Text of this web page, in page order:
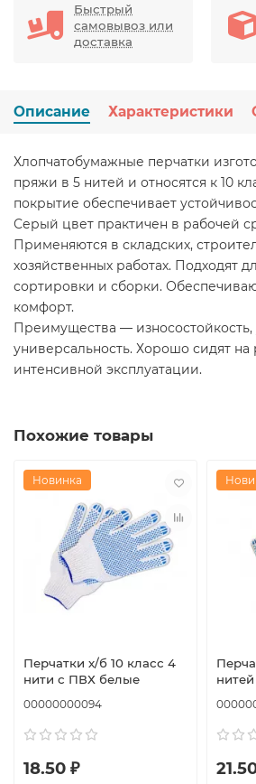
Быстрый
самовывоз или
доставка
Описание Характеристики
Хлопчатобумажные перчатки
пряжи в 5 нитей и относятся к 10
покрытие обеспечивает
Серый цвет практичен в рабочей
Применяются в складских,
хозяйственных работах. Подходят
сортировки и сборки.
комфорт.
Преимущества — износостойкость,
универсальность. Хорошо сидят на
интенсивной эксплуатации.
Похожие товары
Новинка
Перчатки х/б 10 класс 4
нити с ПВХ белые
00000000094
18.50 ₽